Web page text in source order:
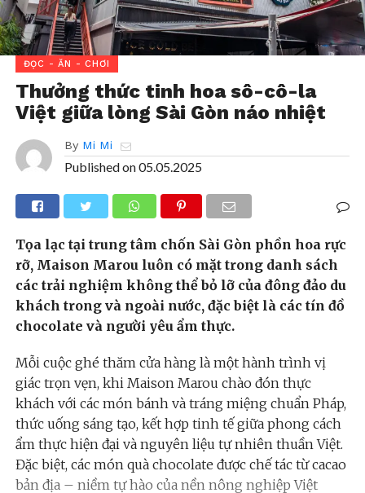
ĐỌC - ĂN - CHƠI
Thưởng thức tinh hoa sô-cô-la
Việt giữa lòng Sài Gòn náo nhiệt
By Mi Mi
Published on05.05.2025
Tọa lạc tại trung tâm chốn Sài Gòn phồn hoa rực
rỡ, Maison Marou luôn có mặt trong danh sách
các trải nghiệm không thể bỏ lỡ của đông đảo du
khách trong và ngoài nước, đặc biệt là các tín đồ
chocolate và người yêu ẩm thực.
Mỗi cuộc ghé thăm cửa hàng là một hành trình vị
giác trọn vẹn, khi Maison Marou chào đón thực
khách với các món bánh và tráng miệng chuẩn Pháp,
thức uống sáng tạo, kết hợp tinh tế giữa phong cách
ẩm thực hiện đại và nguyên liệu tự nhiên thuần Việt.
Đặc biệt, các món quà chocolate được chế tác từ cacao
bản địa – niềm tự hào của nền nông nghiệp Việt